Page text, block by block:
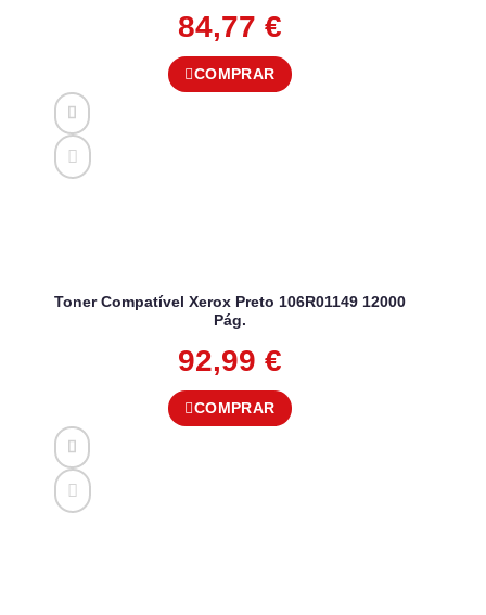
84,77 €
COMPRAR
Toner Compatível Xerox Preto 106R01149 12000
Pág.
92,99 €
COMPRAR